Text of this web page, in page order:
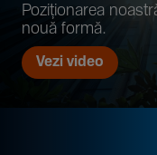
Pozi­țio­narea
nouă formă.
Vezi video